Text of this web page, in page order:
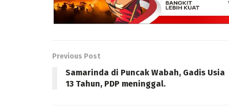
Previous Post
Samarinda di Puncak Wabah, Gadis Usia
13 Tahun, PDP meninggal.